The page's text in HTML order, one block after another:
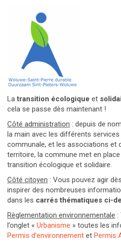
Latransition écologique et
cela se passe dès maintenant !
Côté administration : depuis de
la main avec les différents services
communale, et les associations et
territoire, la commune met en place
transition écologique et solidaire.
Côté citoyen : Vous pouvez agir
inspirer des nombreuses
dans les carrés thématiques ci-
Règlementation environnementale :
l’onglet « Urbanisme » toutes les
Permis d’environnement et Permis